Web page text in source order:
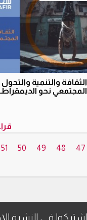
الثقافة والتنمية والتحول
المجتمعي نحو
47
48
49
50
51
اشتركوا في النشرة